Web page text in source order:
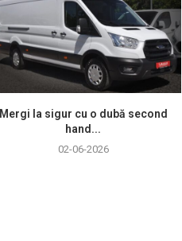
Mergi la sigur cu o dubă second
hand...
02-06-2026